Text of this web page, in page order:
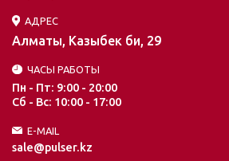
АДРЕС
Алматы, Казыбек би, 29
ЧАСЫ РАБОТЫ
Пн - Пт: 9:00 - 20:00
Сб - Вс: 10:00 - 17:00
E-MAIL
sale@pulser.kz